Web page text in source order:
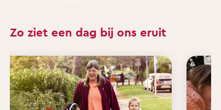
Zo ziet een dag bij ons eruit